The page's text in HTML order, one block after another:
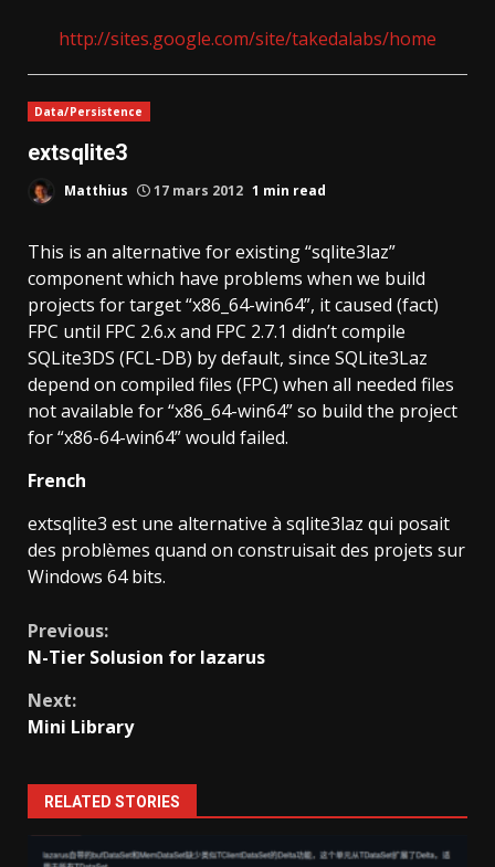
http://sites.google.com/site/takedalabs/home
Data/Persistence
extsqlite3
Matthius 17 mars 2012 1 min read
This is an alternative for existing “sqlite3laz”
component which have problems when we build
projects for target “x86_64-win64”, it caused (fact)
FPC until FPC 2.6.x and FPC 2.7.1 didn’t compile
SQLite3DS (FCL-DB) by default, since SQLite3Laz
depend on compiled files (FPC) when all needed files
not available for “x86_64-win64” so build the project
for “x86-64-win64” would failed.
French
extsqlite3 est une alternative à sqlite3laz qui posait
des problèmes quand on construisait des projets sur
Windows 64 bits.
Continue
Previous:
N-Tier Solusion for lazarus
Next:
Mini Library
RELATED STORIES